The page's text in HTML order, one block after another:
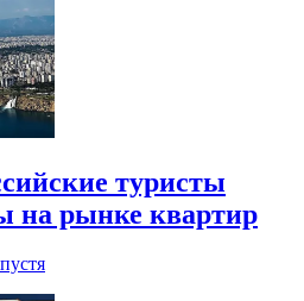
туристы
на рынке квартир